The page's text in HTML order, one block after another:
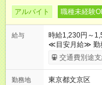
アルバイト 職種未経験
給与
時給1,230円～
≪目安月給≫ 勤務時間 18：30～23：00 週5⽇勤務 の場合／社
会保険加入 月収：１１６，８６０円 18：30～22：00(時給
1,230円×3.5h)
間あり 試用期間
交通費別途支
勤務地
東京都文京区